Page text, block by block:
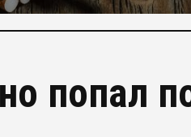
попал